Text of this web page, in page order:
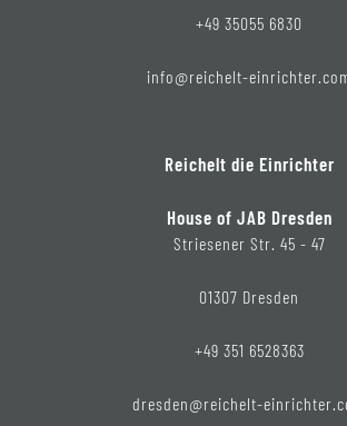
+49 35055 6830
info@reichelt-
Reichelt die Einrichter
House of JAB Dresden
Striesener Str. 45 - 47
01307 Dresden
+49 351 6528363
dresden@reichelt-